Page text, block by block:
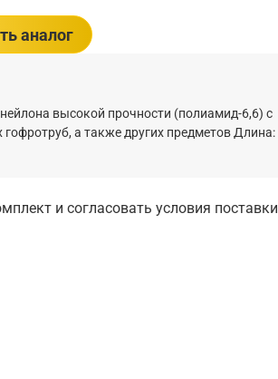
высокой прочности (полиамид-6,6) с
а также других предметов Длина:
и согласовать условия поставки
аналог